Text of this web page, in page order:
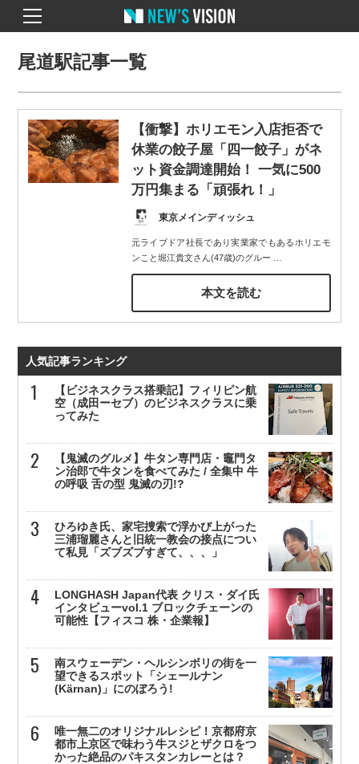
尾道駅記事一覧
【衝撃】ホリエモン入店拒否で
休業の餃子屋「四一餃子」がネ
ット資金調達開始！ 一気に500
万円集まる「頑張れ！」
東京メインディッシュ
元ライブドア社長であり実業家でもあるホリエモ
ンこと堀江貴文さん(47歳)のグルー
本文を読む
人気記事ランキング
【ビジネスクラス搭乗記】フィリピン航
空（成田ーセブ）のビジネスクラスに乗
ってみた
【鬼滅のグルメ】牛タン専門店・竈門タ
ン治郎で牛タンを食べてみた / 全集中 牛
の呼吸 舌の型 鬼滅の刃!?
ひろゆき氏、家宅捜索で浮かび上がった
三浦瑠麗さんと旧統一教会の接点につい
て私見「ズブズブすぎて、、、」
LONGHASH Japan代表 クリス・ダイ氏
インタビューvol.1 ブロックチェーンの
可能性【フィスコ 株・企業報】
南スウェーデン・ヘルシンボリの街を一
望できるスポット「シェールナン
(Kärnan)」にのぼろう!
唯一無二のオリジナルレシピ！京都府京
都市上京区で味わう牛スジとザクロをつ
かった絶品のパキスタンカレーとは？